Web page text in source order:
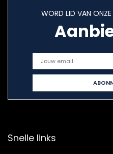
WORD LID VAN
Snelle links